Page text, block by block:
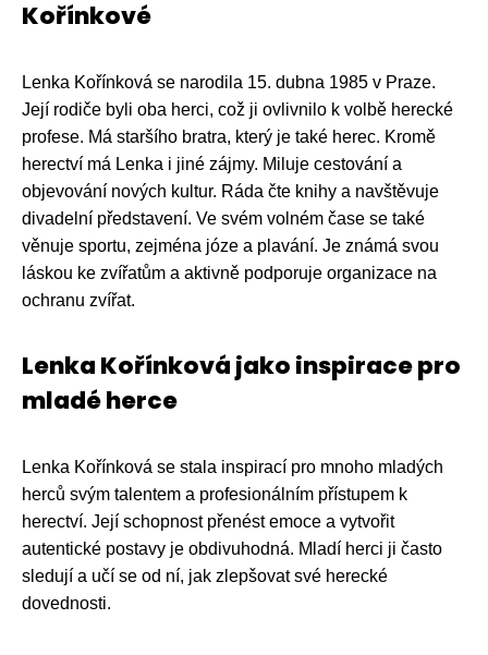
Kořínkové
Lenka Kořínková se narodila 15. dubna 1985 v Praze.
Její rodiče byli oba herci, což ji ovlivnilo k volbě herecké
profese. Má staršího bratra, který je také herec. Kromě
herectví má Lenka i jiné zájmy. Miluje cestování a
objevování nových kultur. Ráda čte knihy a navštěvuje
divadelní představení. Ve svém volném čase se také
věnuje sportu, zejména józe a plavání. Je známá svou
láskou ke zvířatům a aktivně podporuje organizace na
ochranu zvířat.
Lenka Kořínková jako inspirace pro
mladé herce
Lenka Kořínková se stala inspirací pro mnoho mladých
herců svým talentem a profesionálním přístupem k
herectví. Její schopnost přenést emoce a vytvořit
autentické postavy je obdivuhodná. Mladí herci ji často
sledují a učí se od ní, jak zlepšovat své herecké
dovednosti.